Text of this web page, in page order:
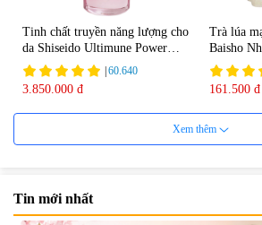
Tinh chất truyền năng lượng cho
da Shiseido Ultimune Power
75ml
60.640
3.850.000 đ
Trà lúa
Baisho
161.500 đ
Xem thêm
Tin mới nhất